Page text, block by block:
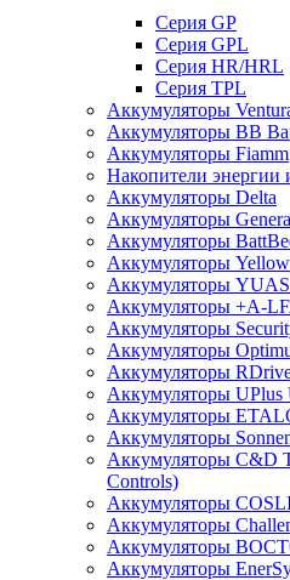
Cерия GP
Серия GPL
Серия HR/HRL
Серия TPL
Аккумуляторы
Аккумуляторы BB
Аккумуляторы Fiamm
Накопители
Аккумуляторы Delta
Аккумуляторы
Аккумуляторы
Аккумуляторы Yellow
Аккумуляторы
Аккумуляторы +A-
Аккумуляторы
Аккумуляторы
Аккумуляторы
Аккумуляторы UPlus
Аккумуляторы
Аккумуляторы
Аккумуляторы С&D
Controls)
Аккумуляторы
Аккумуляторы
Аккумуляторы
Аккумуляторы